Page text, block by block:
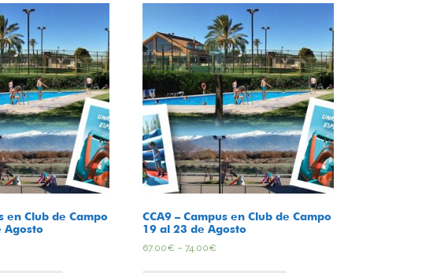
en Club de Campo
Agosto
CCA9 – Campus en Club de Campo
19 al 23 de Agosto
67.00€ –74.00€